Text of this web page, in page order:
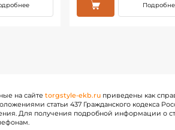
на сайте torgstyle-ekb.ru приведены как
статьи 437 Гражданского кодекса
Для получения подробной информации о